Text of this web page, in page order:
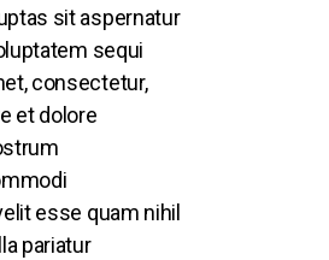
sit aspernatur
sequi
consectetur,
et dolore
esse quam nihil
pariatur